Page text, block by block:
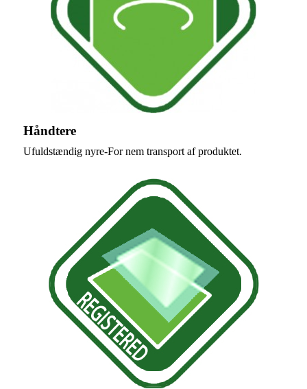
Håndtere
Ufuldstændig nyre-For nem transport af produktet.